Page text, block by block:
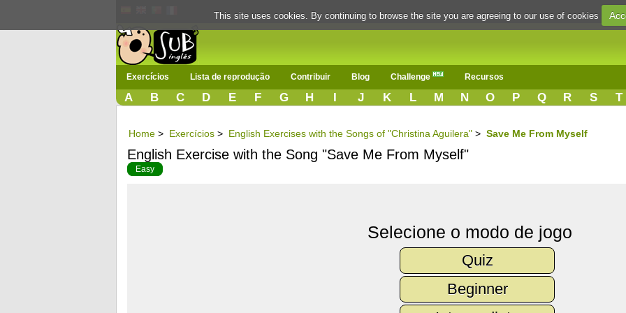
Exercícios Lista de reprodução Contribuir Blog Challenge Recursos
A B C D E F G H I J K L M N O P Q R S T
Home > Exercícios > English Exercises with the Songs of "Christina Aguilera" > Save Me From Myself
English Exercise with the Song "Save Me From Myself"
Easy
Selecione o modo de jogo
Quiz
Beginner
This site uses cookies. By continuing to browse the site you are agreeing to our use of cookies